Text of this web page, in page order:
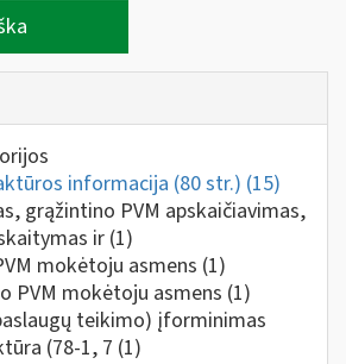
informacija (80 str.) (15)
grąžintino PVM apskaičiavimas,
ir (1)
mokėtoju asmens (1)
PVM mokėtoju asmens (1)
teikimo) įforminimas
(78-1, 7 (1)